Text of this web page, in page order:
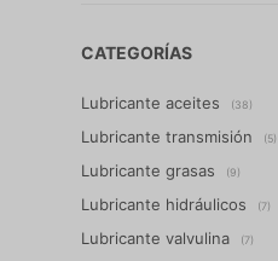
CATEGORÍAS
Lubricante aceites (38)
Lubricante transmisión (5)
Lubricante grasas (9)
Lubricante hidráulicos (7)
Lubricante valvulina (7)